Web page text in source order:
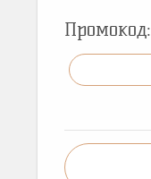
Промокод: